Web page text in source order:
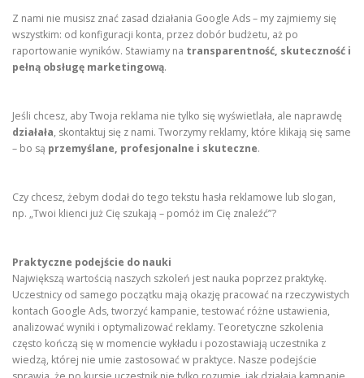
Z nami nie musisz znać zasad działania Google Ads – my zajmiemy się
wszystkim: od konfiguracji konta, przez dobór budżetu, aż po
raportowanie wyników. Stawiamy na transparentność, skuteczność i
pełną obsługę marketingową.
Jeśli chcesz, aby Twoja reklama nie tylko się wyświetlała, ale naprawdę
działała, skontaktuj się z nami. Tworzymy reklamy, które klikają się same
– bo są przemyślane, profesjonalne i skuteczne.
Czy chcesz, żebym dodał do tego tekstu hasła reklamowe lub slogan,
np. „Twoi klienci już Cię szukają – pomóż im Cię znaleźć”?
Praktyczne podejście do nauki
Największą wartością naszych szkoleń jest nauka poprzez praktykę.
Uczestnicy od samego początku mają okazję pracować na rzeczywistych
kontach Google Ads, tworzyć kampanie, testować różne ustawienia,
analizować wyniki i optymalizować reklamy. Teoretyczne szkolenia
często kończą się w momencie wykładu i pozostawiają uczestnika z
wiedzą, której nie umie zastosować w praktyce. Nasze podejście